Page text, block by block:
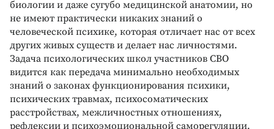
биологии и даже сугубо медицинской анатомии, но
не имеют практически никаких знаний о
человеческой психике, которая отличает нас от всех
других живых существ и делает нас личностями.
Задача психологических школ участников СВО
видится как передача минимально необходимых
знаний о законах функционирования психики,
психических травмах, психосоматических
расстройствах, межличностных отношениях,
рефлексии и психоэмоциональной саморегуляции.